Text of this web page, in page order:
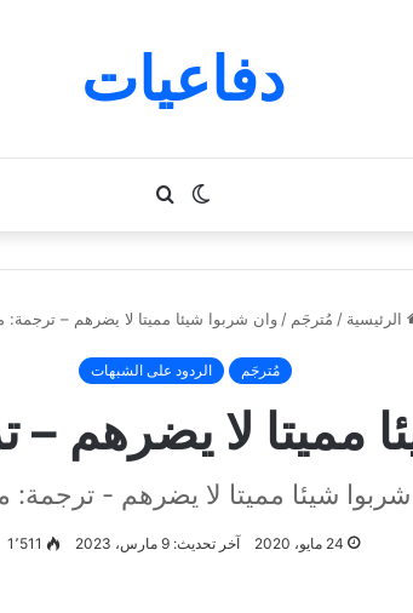
دفاعيات
بحث
عن
الوضع
المظلم
الرئيسية / مُترجَم / وان شربوا شيئا مميتا لا يضرهم – ترجمة:
مُترجَم الردود على الشبهات
مميتا لا يضرهم –
شيئا مميتا لا يضرهم - ترجمة:
24 مايو، 2020 آخر تحديث: 9 مارس، 2023 1٬511